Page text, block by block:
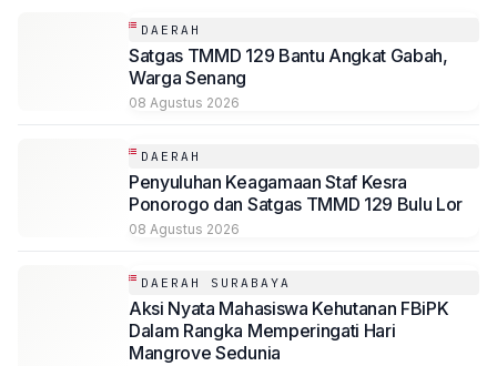
DAERAH
Satgas TMMD 129 Bantu Angkat Gabah,
Warga Senang
08 Agustus 2026
DAERAH
Penyuluhan Keagamaan Staf Kesra
Ponorogo dan Satgas TMMD 129 Bulu Lor
08 Agustus 2026
DAERAH SURABAYA
Aksi Nyata Mahasiswa Kehutanan FBiPK
Dalam Rangka Memperingati Hari
Mangrove Sedunia